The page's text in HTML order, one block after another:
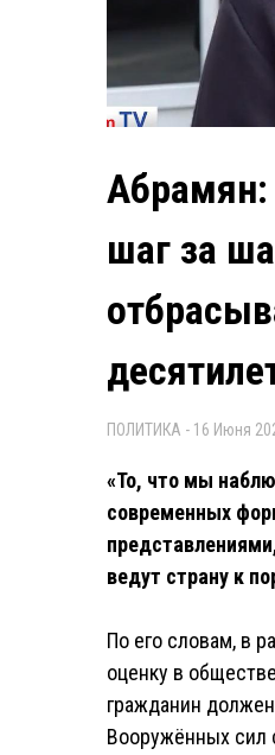
Абрамян:
шаг за
ПОЛИТИКА - 16 Июня
«То, что мы
современных
ведут страну к
По его словам, в
оценку в
гражданин
Вооружённых сил